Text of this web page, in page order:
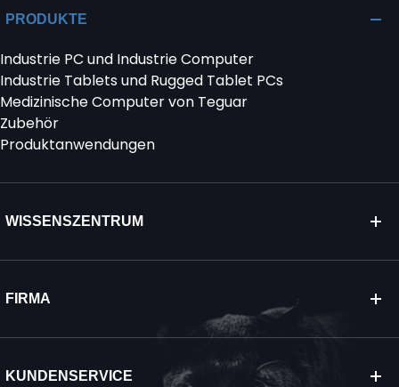
PRODUKTE
Industrie PC und Industrie Computer
Industrie Tablets und Rugged Tablet PCs
Medizinische Computer von Teguar
Zubehör
Produktanwendungen
WISSENSZENTRUM
FIRMA
KUNDENSERVICE